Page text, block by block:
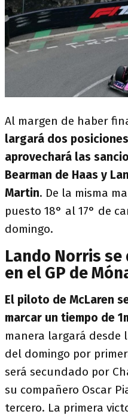
Al margen de haber
largará dos
aprovechará las
Bearman de Haas y
Martin. De la misma
puesto 18° al 17° de
domingo.
Lando Norris se
en el GP de
El piloto de McLaren
marcar un tiempo de
manera largará desde
del domingo por
será secundado por
su compañero Oscar
tercero. La primera